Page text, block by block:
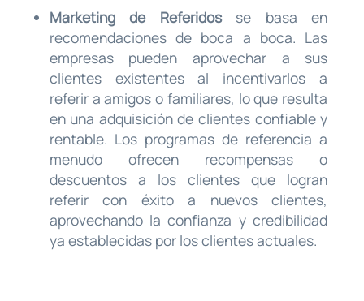
Marketing de Referidosse basa en
recomendaciones de boca a boca. Las
empresas pueden aprovechar a sus
clientes existentes al incentivarlos a
referir a amigos o familiares, lo que resulta
en una adquisición de clientes confiable y
rentable. Los programas de referencia a
menudo ofrecen recompensas o
descuentos a los clientes que logran
referir con éxito a nuevos clientes,
aprovechando la confianza y credibilidad
ya establecidas por los clientes actuales.